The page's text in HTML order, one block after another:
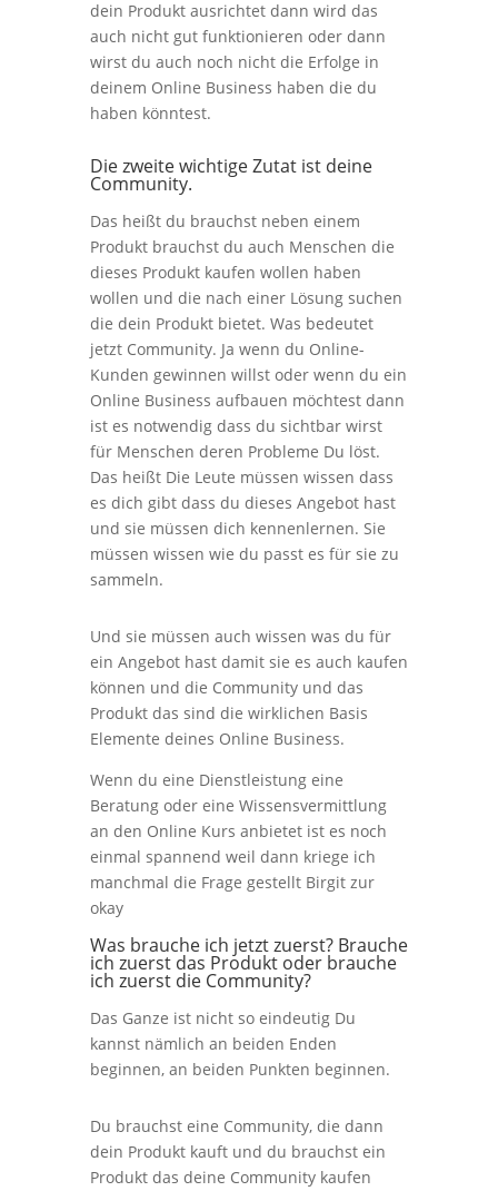
dein Produkt ausrichtet dann wird das
auch nicht gut funktionieren oder dann
wirst du auch noch nicht die Erfolge in
deinem Online Business haben die du
haben könntest.
Die zweite wichtige Zutat ist deine
Community.
Das heißt du brauchst neben einem
Produkt brauchst du auch Menschen die
dieses Produkt kaufen wollen haben
wollen und die nach einer Lösung suchen
die dein Produkt bietet. Was bedeutet
jetzt Community. Ja wenn du Online-
Kunden gewinnen willst oder wenn du ein
Online Business aufbauen möchtest dann
ist es notwendig dass du sichtbar wirst
für Menschen deren Probleme Du löst.
Das heißt Die Leute müssen wissen dass
es dich gibt dass du dieses Angebot hast
und sie müssen dich kennenlernen. Sie
müssen wissen wie du passt es für sie zu
sammeln.
Und sie müssen auch wissen was du für
ein Angebot hast damit sie es auch kaufen
können und die Community und das
Produkt das sind die wirklichen Basis
Elemente deines Online Business.
Wenn du eine Dienstleistung eine
Beratung oder eine Wissensvermittlung
an den Online Kurs anbietet ist es noch
einmal spannend weil dann kriege ich
manchmal die Frage gestellt Birgit zur
okay
Was brauche ich jetzt zuerst? Brauche
ich zuerst das Produkt oder brauche
ich zuerst die Community?
Das Ganze ist nicht so eindeutig Du
kannst nämlich an beiden Enden
beginnen, an beiden Punkten beginnen.
Du brauchst eine Community, die dann
dein Produkt kauft und du brauchst ein
Produkt das deine Community kaufen